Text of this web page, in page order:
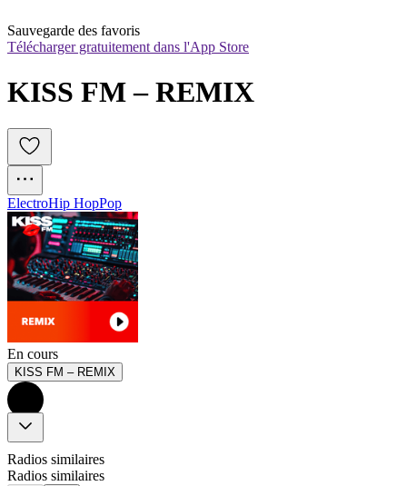
Sauvegarde des favoris
Télécharger gratuitement dans l'App Store
KISS FM – REMIX
ElectroHip HopPop
En cours
KISS FM – REMIX
Radios similaires
Radios similaires